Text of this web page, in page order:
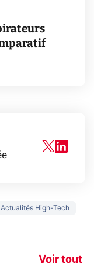
Actualités High-Tech
Voir tout
navigation